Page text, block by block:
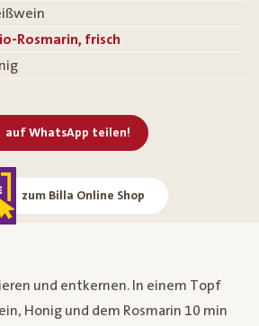
Rosmarin, frisch
auf WhatsApp teilen!
zum Billa Online Shop
und entkernen. In einem Topf
Honig und dem Rosmarin 10 min